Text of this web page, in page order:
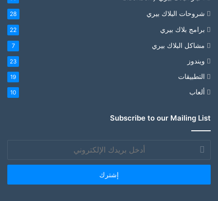
شروحات البلاك بيري 28
برامج بلاك بيري 22
مشاكل البلاك بيري 7
ويندوز 23
التطبيقات 19
ألعاب 10
Subscribe to our Mailing List
بريدك
الإلكتروني